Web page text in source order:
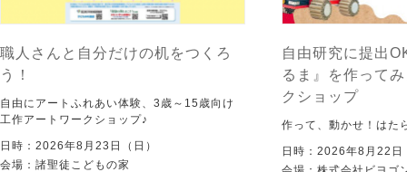
職人さんと自分だけの机をつくろ
う！
自由にアートふれあい体験、3歳～15歳向け
工作アートワークショップ♪
日時：2026年8月23日（日）
会場：諸聖徒こどもの家
自由研究に提出
るま』を作って
クショップ
作って、動かせ！はた
日時：2026年8月22日